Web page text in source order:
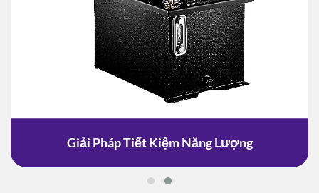
Giải Pháp Tiết Kiệm Năng Lượng